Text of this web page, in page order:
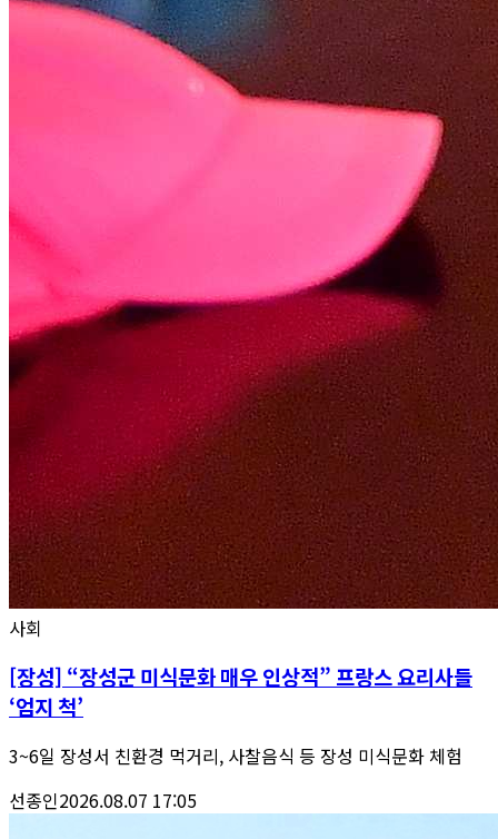
사회
[장성] “장성군 미식문화 매우 인상적” 프랑스 요리사들
‘엄지 척’
3~6일 장성서 친환경 먹거리, 사찰음식 등 장성 미식문화 체험
선종인2026.08.07 17:05